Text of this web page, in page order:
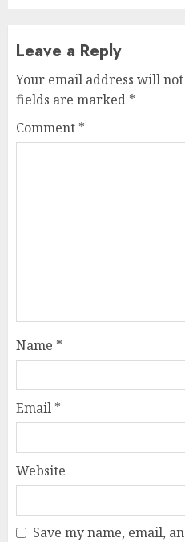
Leave a Reply
Your email address will
fields are marked *
Comment *
Name *
Email *
Website
Save my name, email,